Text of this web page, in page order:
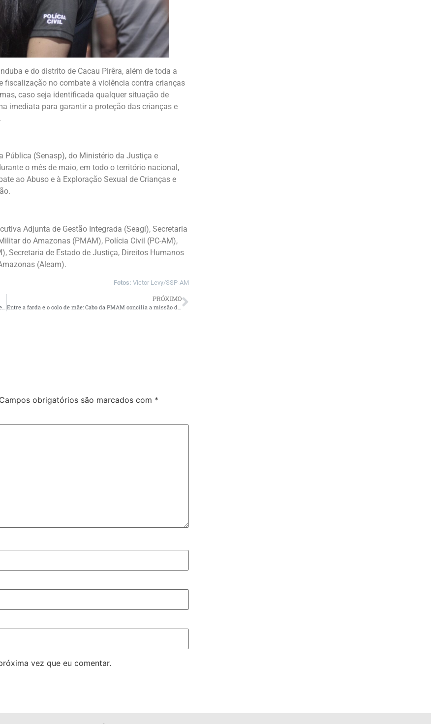
e do distrito de Cacau Pirêra, além de toda a
fiscalização no combate à violência contra crianças
caso seja identificada qualquer situação de
imediata para garantir a proteção das crianças e
Pública (Senasp), do Ministério da Justiça e
o mês de maio, em todo o território nacional,
ao Abuso e à Exploração Sexual de Crianças e
Adjunta de Gestão Integrada (Seagi), Secretaria
do Amazonas (PMAM), Polícia Civil (PC-AM),
Secretaria de Estado de Justiça, Direitos Humanos
(Aleam).
Fotos: Victor Levy/SSP-AM
PRÓXIMO
Campos obrigatórios são marcados com *
vez que eu comentar.